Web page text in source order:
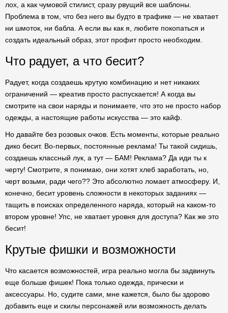
лох, а как чумовой стилист, сразу рвущий все шаблоны.
Проблема в том, что без него вы будто в трафике — не хватает
ни шмоток, ни бабла. А если вы как я, любите покопаться и
создать идеальный образ, этот профит просто необходим.
Что радует, а что бесит?
Радует, когда создаешь крутую комбинацию и нет никаких
ограничений — креатив просто распускается! А когда вы
смотрите на свои наряды и понимаете, что это не просто набор
одежды, а настоящие работы искусства — это кайф.
Но давайте без розовых очков. Есть моменты, которые реально
дико бесит. Во-первых, постоянные реклама! Ты такой сидишь,
создаешь классный лук, а тут — БАМ! Реклама? Да иди ты к
черту! Смотрите, я понимаю, они хотят хлеб заработать, но,
черт возьми, ради чего?? Это абсолютно ломает атмосферу. И,
конечно, бесит уровень сложности в некоторых заданиях —
тащить в поисках определенного наряда, который на каком-то
втором уровне! Упс, не хватает уровня для доступа? Как же это
бесит!
Крутые фишки и возможности
Что касается возможностей, игра реально могла бы задвинуть
еще больше фишек! Пока только одежда, прически и
аксессуары. Но, судите сами, мне кажется, было бы здорово
добавить еще и скилы персонажей или возможность делать